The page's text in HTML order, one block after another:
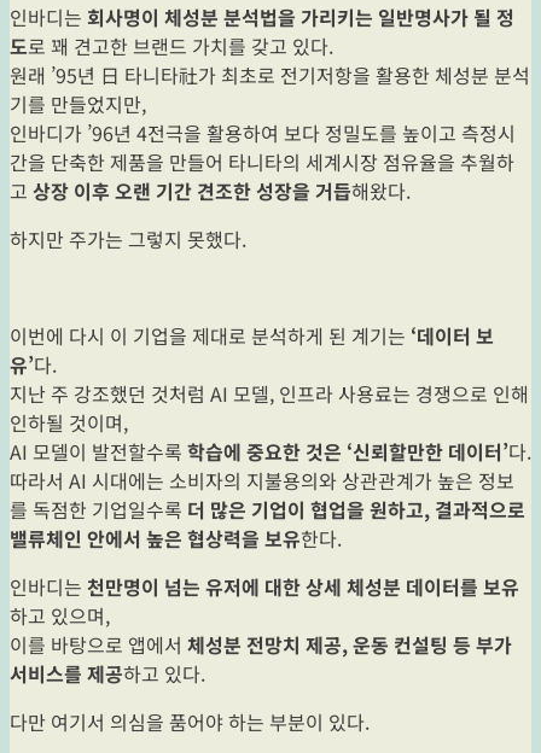
인바디는 회사명이 체성분 분석법을 가리키는 일반명사가 될 정
도로 꽤 견고한 브랜드 가치를 갖고 있다.
원래 ’95년 日 타니타社가 최초로 전기저항을 활용한 체성분 분석
기를 만들었지만,
인바디가 ’96년 4전극을 활용하여 보다 정밀도를 높이고 측정시
간을 단축한 제품을 만들어 타니타의 세계시장 점유율을 추월하
고 상장 이후 오랜 기간 견조한 성장을 거듭해왔다.
하지만 주가는 그렇지 못했다.
이번에 다시 이 기업을 제대로 분석하게 된 계기는 ‘데이터 보
유’다.
지난 주 강조했던 것처럼 AI 모델, 인프라 사용료는 경쟁으로 인해
인하될 것이며,
AI 모델이 발전할수록 학습에 중요한 것은 ‘신뢰할만한 데이터’다.
따라서 AI 시대에는 소비자의 지불용의와 상관관계가 높은 정보
를 독점한 기업일수록 더 많은 기업이 협업을 원하고, 결과적으로
밸류체인 안에서 높은 협상력을 보유한다.
인바디는 천만명이 넘는 유저에 대한 상세 체성분 데이터를 보유
하고 있으며,
이를 바탕으로 앱에서 체성분 전망치 제공, 운동 컨설팅 등 부가
서비스를 제공하고 있다.
다만 여기서 의심을 품어야 하는 부분이 있다.